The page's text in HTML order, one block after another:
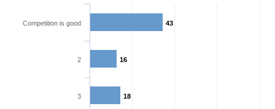
43
16
18
Competition is good
2
3